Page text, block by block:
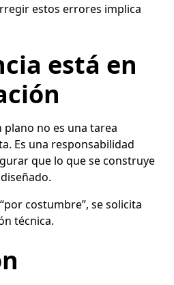
estos errores implica
está en
no es una tarea
Es una responsabilidad
que lo que se construye
costumbre”, se solicita
técnica.